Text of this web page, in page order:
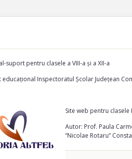
suport pentru clasele a VIII-a și a XII-a
educațional Inspectoratul Școlar Județean
Site web pentru clasele
Autor: Prof. Paula
”Nicolae Rotaru”